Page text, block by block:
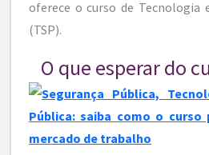
oferece o curso de Tecnologia
(TSP).
O que esperar do